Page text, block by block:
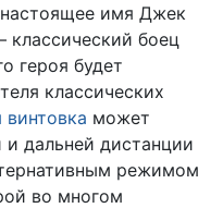
имя Джек
классический боец
героя будет
классических
винтовка может
и дальней дистанции
режимом
во многом